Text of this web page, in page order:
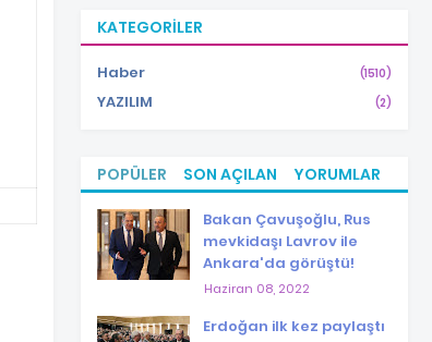
KATEGORILER
Haber (1510)
YAZILIM (2)
POPÜLER SON AÇILAN YORUMLAR
Bakan Çavuşoğlu, Rus
mevkidaşı Lavrov ile
Ankara'da görüştü!
Haziran 08, 2022
Erdoğan ilk kez paylaştı